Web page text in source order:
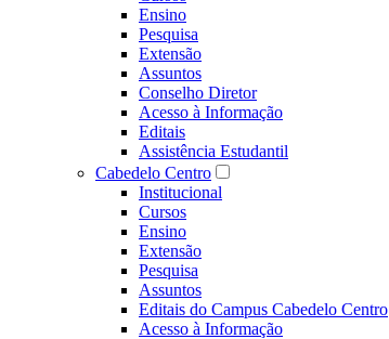
Ensino
Pesquisa
Extensão
Assuntos
Conselho Diretor
Acesso à Informação
Editais
Assistência Estudantil
Cabedelo Centro
Institucional
Cursos
Ensino
Extensão
Pesquisa
Assuntos
Editais do Campus Cabedelo Centro
Acesso à Informação